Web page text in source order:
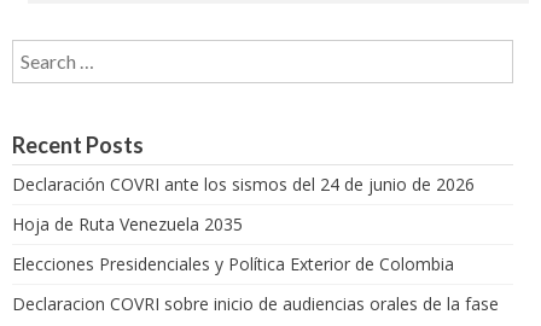
Search for:
Recent Posts
Declaración COVRI ante los sismos del 24 de junio de 2026
Hoja de Ruta Venezuela 2035
Elecciones Presidenciales y Política Exterior de Colombia
Declaracion COVRI sobre inicio de audiencias orales de la fase